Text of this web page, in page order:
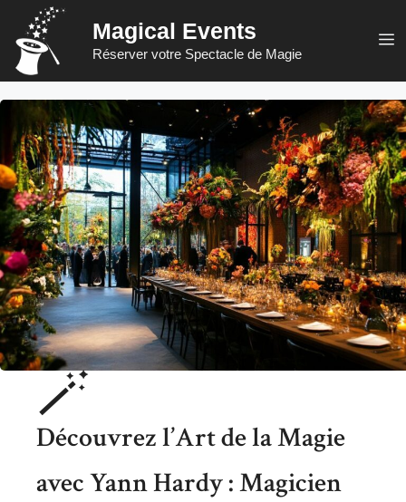
contenu
Magical Events
Réserver votre Spectacle de Magie
🪄
Découvrez l’Art de la Magie
avec Yann Hardy : Magicien